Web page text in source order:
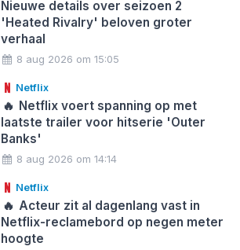
Nieuwe details over seizoen 2
'Heated Rivalry' beloven groter
verhaal
8 aug 2026 om 15:05
Netflix
🔥 Netflix voert spanning op met
laatste trailer voor hitserie 'Outer
Banks'
8 aug 2026 om 14:14
Netflix
🔥 Acteur zit al dagenlang vast in
Netflix-reclamebord op negen meter
hoogte